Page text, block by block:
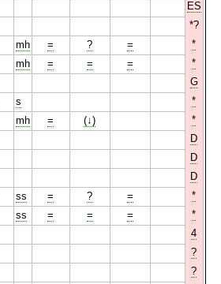
ES
*?
mh = ? =
*
mh = = =
*
G
s
*
mh = (↓)
*
D
D
D
ss = ? =
*
ss = = =
*
4
?
?